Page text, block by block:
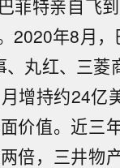
菲特亲自
2020年8月
丸红、三
增持约24亿
价值。近三
倍，三井物